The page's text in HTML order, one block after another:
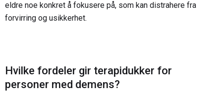
eldre noe konkret å fokusere på, som kan distrahere fra
forvirring og usikkerhet.
Hvilke fordeler gir terapidukker for
personer med demens?